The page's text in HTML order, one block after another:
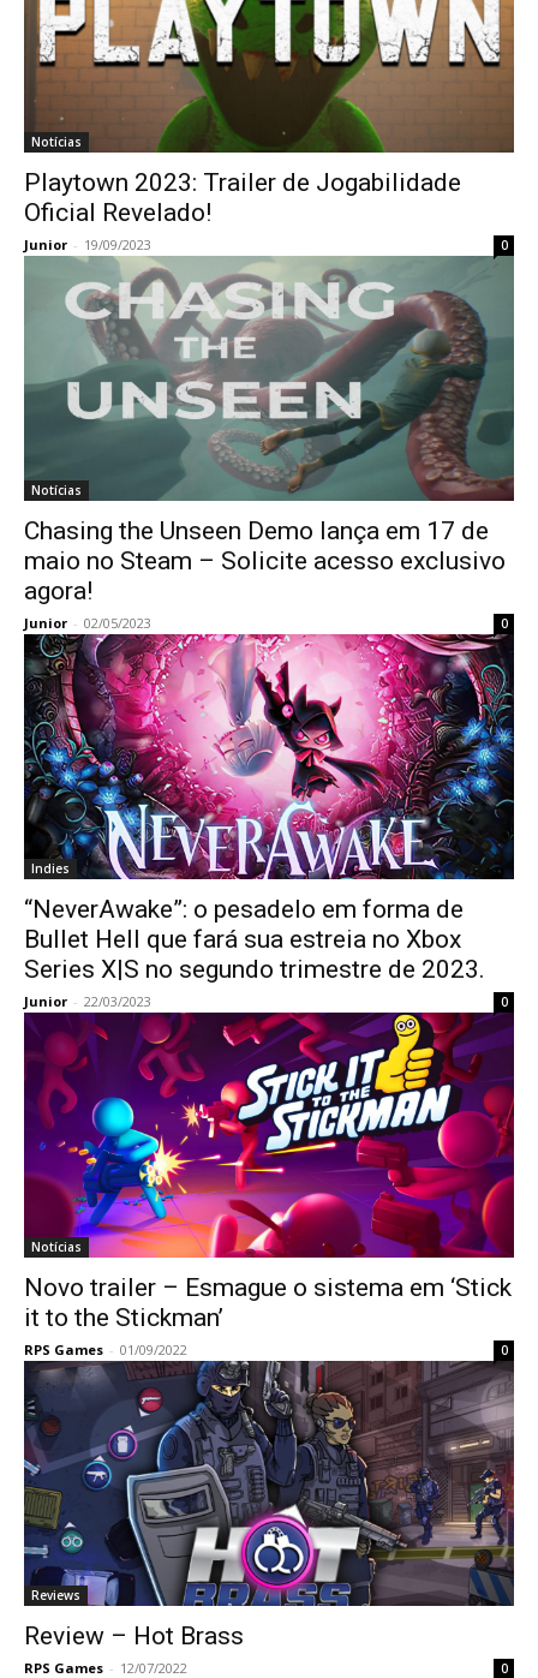
Notícias
Playtown 2023: Trailer de Jogabilidade
Oficial Revelado!
Junior - 19/09/2023 0
Notícias
Chasing the Unseen Demo lança em 17 de
maio no Steam – Solicite acesso exclusivo
agora!
Junior - 02/05/2023 0
Indies
“NeverAwake”: o pesadelo em forma de
Bullet Hell que fará sua estreia no Xbox
Series X|S no segundo trimestre de 2023.
Junior - 22/03/2023 0
Notícias
Novo trailer – Esmague o sistema em ‘Stick
it to the Stickman’
RPS Games - 01/09/2022 0
Reviews
Review – Hot Brass
RPS Games - 12/07/2022 0